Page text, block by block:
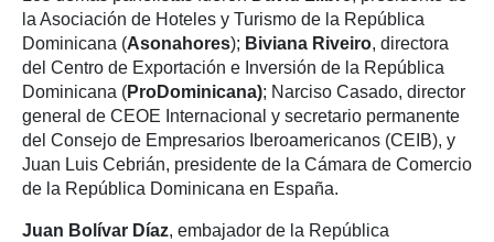
la Asociación de Hoteles y Turismo de la República
Dominicana (Asonahores); Biviana Riveiro, directora
del Centro de Exportación e Inversión de la República
Dominicana (ProDominicana); Narciso Casado, director
general de CEOE Internacional y secretario permanente
del Consejo de Empresarios Iberoamericanos (CEIB), y
Juan Luis Cebrián, presidente de la Cámara de Comercio
de la República Dominicana en España.
Juan Bolívar Díaz, embajador de la República